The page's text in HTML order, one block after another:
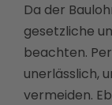
Da der
gesetzliche
beachten.
unerlässlich,
vermeiden.